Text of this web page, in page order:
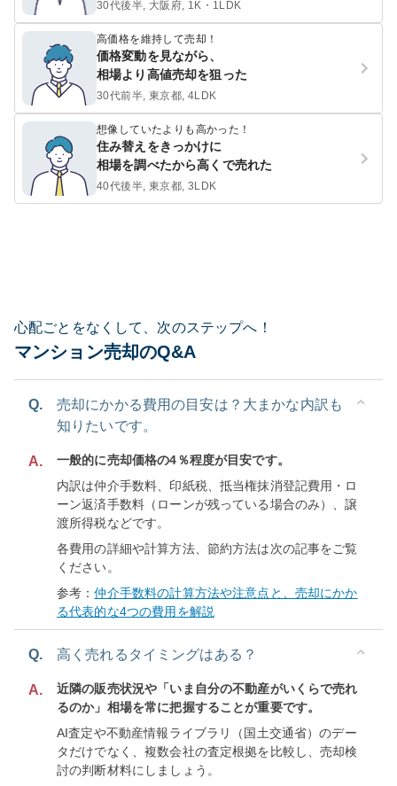
30代後半, 大阪府, 1K・1LDK
高価格を維持して売却！
価格変動を見ながら、
相場より高値売却を狙った
30代前半, 東京都, 4LDK
想像していたよりも高かった！
住み替えをきっかけに
相場を調べたから高くで売れた
40代後半, 東京都, 3LDK
心配ごとをなくして、次のステップへ！
マンション売却のQ&A
Q.
売却にかかる費用の目安は？大まかな内訳も
知りたいです。
A.
一般的に売却価格の4％程度が目安です。
内訳は仲介手数料、印紙税、抵当権抹消登記費用・ロ
ーン返済手数料（ローンが残っている場合のみ）、譲
渡所得税などです。
各費用の詳細や計算方法、節約方法は次の記事をご覧
ください。
参考：仲介手数料の計算方法や注意点と、売却にかか
る代表的な4つの費用を解説
Q. 高く売れるタイミングはある？
A.
近隣の販売状況や「いま自分の不動産がいくらで売れ
るのか」相場を常に把握することが重要です。
AI査定や不動産情報ライブラリ（国土交通省）のデー
タだけでなく、複数会社の査定根拠を比較し、売却検
討の判断材料にしましょう。